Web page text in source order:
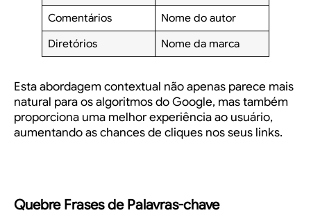
Comentários
Nome do autor
Diretórios
Nome da marca
Esta abordagem contextual não apenas parece mais
natural para os algoritmos do Google, mas também
proporciona uma melhor experiência ao usuário,
aumentando as chances de cliques nos seus links.
Quebre Frases de Palavras-chave